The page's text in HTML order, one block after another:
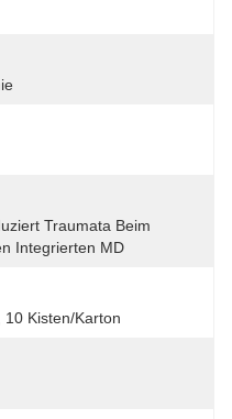
Traumata Beim
Integrierten MD
10 Kisten/Karton